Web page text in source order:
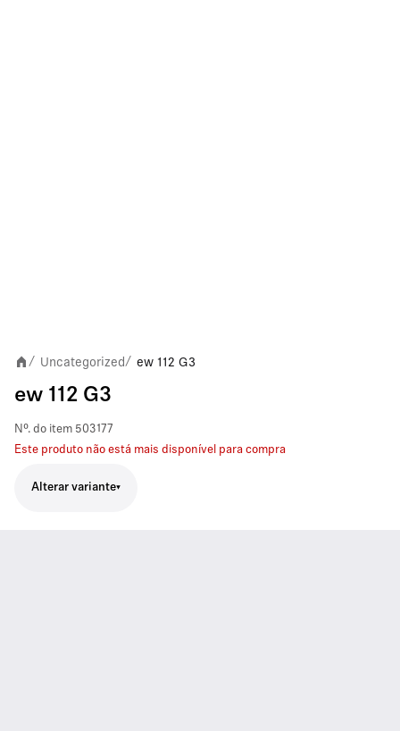
/ Uncategorized/ ew 112 G3
ew 112 G3
Nº. do item 503177
Este produto não está mais disponível para compra
Alterar variante